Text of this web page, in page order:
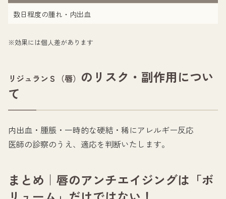
数日程度の腫れ・内出血
※効果には個人差があります
リジュランＳ（唇） のリスク・副作用につい
て
内出血・腫脹・一時的な硬結・稀にアレルギー反応
医師の診察のうえ、適応を判断いたします。
まとめ｜唇のアンチエイジングは「ボ